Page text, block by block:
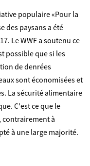
populaire «Pour la
des paysans a été
Le WWF a soutenu ce
possible que si les
de denrées
sont économisées et
La sécurité alimentaire
C'est ce que le
à
à une large majorité.